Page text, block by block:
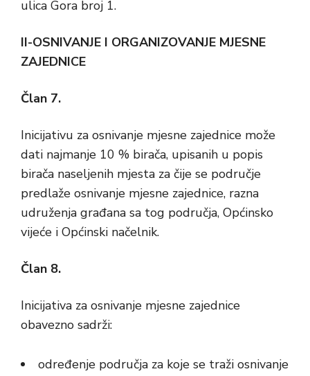
ulica Gora broj 1.
II-OSNIVANJE I ORGANIZOVANJE MJESNE
ZAJEDNICE
Član 7.
Inicijativu za osnivanje mjesne zajednice može
dati najmanje 10 % birača, upisanih u popis
birača naseljenih mjesta za čije se područje
predlaže osnivanje mjesne zajednice, razna
udruženja građana sa tog područja, Općinsko
vijeće i Općinski načelnik.
Član 8.
Inicijativa za osnivanje mjesne zajednice
obavezno sadrži:
određenje područja za koje se traži osnivanje